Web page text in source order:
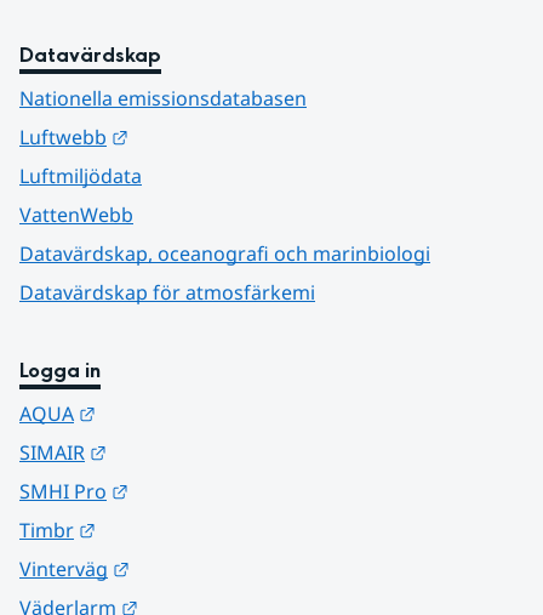
Datavärdskap
Nationella emissionsdatabasen
Luftwebb
Luftmiljödata
VattenWebb
Datavärdskap, oceanografi och marinbiologi
Datavärdskap för atmosfärkemi
Logga in
AQUA
SIMAIR
SMHI Pro
Timbr
Vinterväg
Väderlarm